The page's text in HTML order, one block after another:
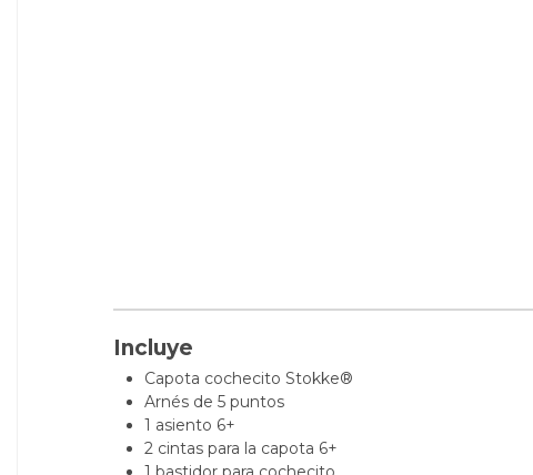
Incluye
Capota cochecito Stokke®
Arnés de 5 puntos
1 asiento 6+
2 cintas para la capota 6+